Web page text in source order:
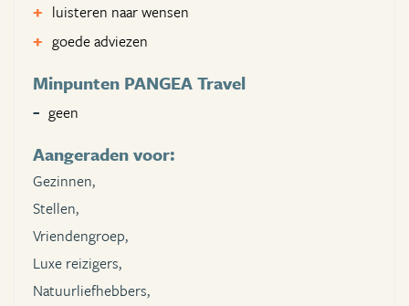
luisteren naar wensen
goede adviezen
Minpunten PANGEA Travel
geen
Aangeraden voor:
Gezinnen,
Stellen,
Vriendengroep,
Luxe reizigers,
Natuurliefhebbers,